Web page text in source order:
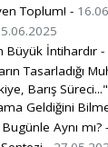
Toplum! -
Büyük İntihardır -
Tasarladığı
Barış
Geldiğini
Aynı mı? -